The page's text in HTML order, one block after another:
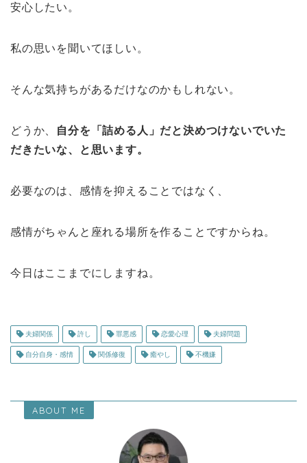
安心したい。
私の思いを聞いてほしい。
そんな気持ちがあるだけなのかもしれない。
どうか、
自分を「詰める人」だと決めつけないでいた
だきたいな、と思います。
必要なのは、感情を抑えることではなく、
感情がちゃんと座れる場所を作ることですからね。
今日はここまでにしますね。
夫婦関係 許し 罪悪感 恋愛心理 夫婦問題
自分自身・感情 関係修復 癒やし 不機嫌
ABOUT ME